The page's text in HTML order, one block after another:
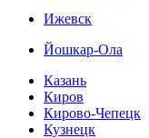
Ижевск
Йошкар-Ола
Казань
Киров
Кирово-Чепецк
Кузнецк